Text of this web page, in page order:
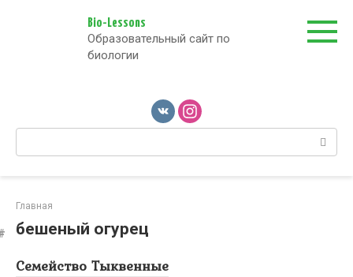
Bio-Lessons
Образовательный сайт по
биологии
Поиск:
Главная
бешеный огурец
Семейство Тыквенные